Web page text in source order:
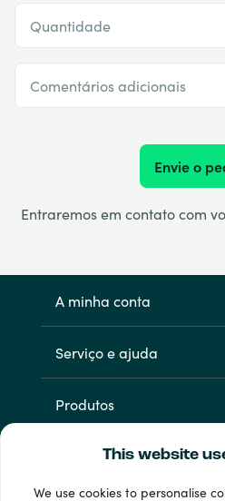
This website
We use cookies to personalise
Quantidade
Comentários adicionais
Envie o
Entraremos em contato com
A minha conta
Serviço e ajuda
Produtos